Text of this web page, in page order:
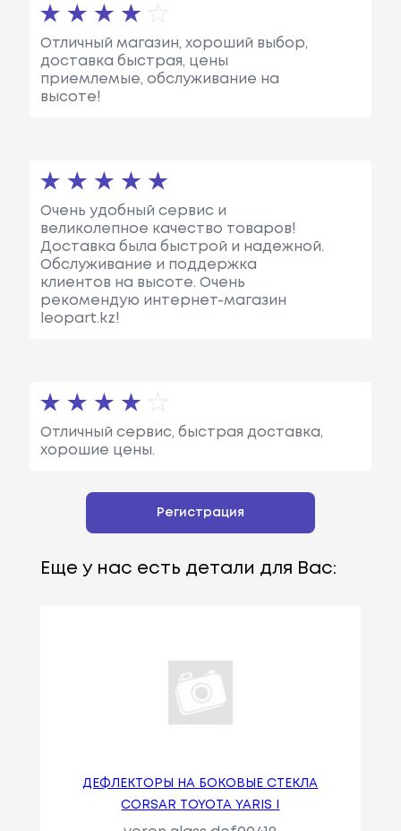
Отличный магазин, хороший выбор,
доставка быстрая, цены
приемлемые, обслуживание на
высоте!
Очень удобный сервис и
великолепное качество товаров!
Доставка была быстрой и надежной.
Обслуживание и поддержка
клиентов на высоте. Очень
рекомендую интернет-магазин
leopart.kz!
Отличный сервис, быстрая доставка,
хорошие цены.
Регистрация
Еще у нас есть детали для Вас:
ДЕФЛЕКТОРЫ НА БОКОВЫЕ СТЕКЛА
CORSAR TOYOTA YARIS I